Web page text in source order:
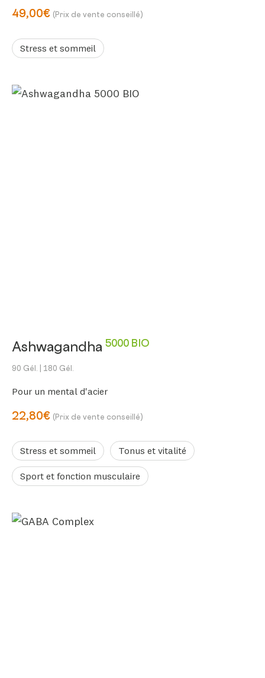
49,00€ (Prix de vente conseillé)
Stress et sommeil
Ashwagandha 5000 BIO
90 Gél. | 180 Gél.
Pour un mental d'acier
22,80€ (Prix de vente conseillé)
Stress et sommeil Tonus et vitalité
Sport et fonction musculaire